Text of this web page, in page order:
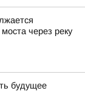
через реку
будущее